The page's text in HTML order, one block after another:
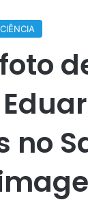
foto
no